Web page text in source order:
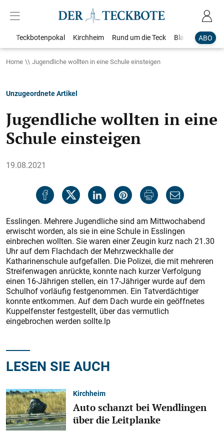
ABO
Teckbotenpokal Kirchheim Rund um die Teck Blaulicht
Home Jugendliche wollten in eine Schule einsteigen
Unzugeordnete Artikel
Jugendliche wollten in eine
Schule einsteigen
19.08.2021
Esslingen. Mehrere Jugendliche sind am Mittwochabend
erwischt worden, als sie in eine Schule in Esslingen
einbrechen wollten. Sie waren einer Zeugin kurz nach 21.30
Uhr auf dem Flachdach der Mehrzweckhalle der
Katharinenschule aufgefallen. Die Polizei, die mit mehreren
Streifenwagen anrückte, konnte nach kurzer Verfolgung
einen 16-Jährigen stellen, ein 17-Jähriger wurde auf dem
Schulhof vorläufig festgenommen. Ein Tatverdächtiger
konnte entkommen. Auf dem Dach wurde ein geöffnetes
Kuppelfenster festgestellt, über das vermutlich
eingebrochen werden sollte.lp
LESEN SIE AUCH
Kirchheim
Auto schanzt bei Wendlingen
über die Leitplanke